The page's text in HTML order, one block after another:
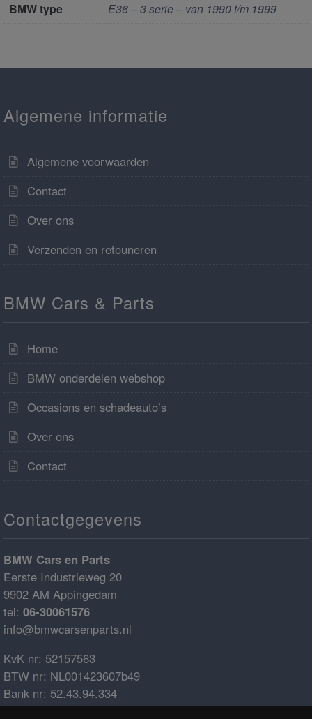
BMW type E36 – 3 serie – van 1990 t/m 1999
Algemene informatie
Algemene voorwaarden
Contact
Over ons
Verzenden en retouneren
BMW Cars & Parts
Home
BMW onderdelen webshop
Occasions en schadeauto’s
Over ons
Contact
Contactgegevens
BMW Cars en Parts
Eerste Industrieweg 20
9902 AM Appingedam
tel: 06-30061576
info@bmwcarsenparts.nl
KvK nr: 52157563
BTW nr: NL001423607b49
Bank nr: 52.43.94.334
IBAN: NL68ABNA0524394334